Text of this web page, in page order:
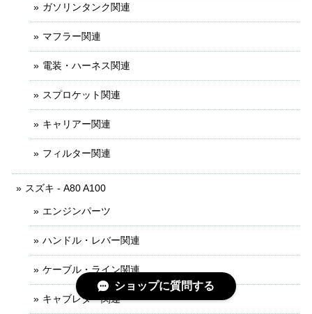
ガソリンタンク関連
マフラー関連
電装・ハーネス関連
スプロケット関連
キャリアー関連
フィルター関連
スズキ - A80 A100
エンジンパーツ
ハンドル・レバー関連
ケーブル・ライン関連
キャブレター関連
ショップに質問する